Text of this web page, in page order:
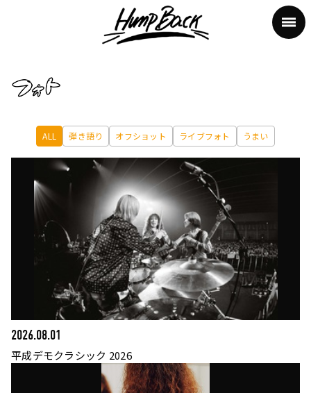
ALL 弾き語り オフショット ライブフォト うまい
2026.08.01
平成デモクラシック 2026